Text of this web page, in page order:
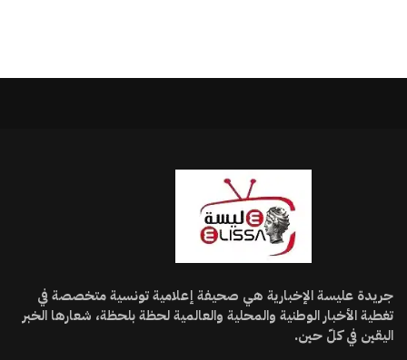
جريدة عليسة الإخبارية هي صحيفة إعلامية تونسية متخصصة في
تغطية الأخبار الوطنية والمحلية والعالمية لحظة بلحظة، شعارها الخبر
اليقين في كلّ حين.